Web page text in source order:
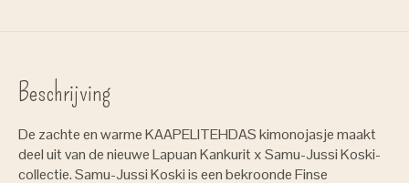
Beschrijving
De zachte en warme KAAPELITEHDAS kimonojasje maakt
deel uit van de nieuwe Lapuan Kankurit x Samu-Jussi Koski-
collectie. Samu-Jussi Koski is een bekroonde Finse